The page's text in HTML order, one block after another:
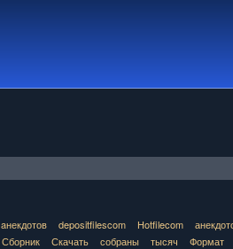
aнекдотов depositfilescom Hotfilecom
Сборник Скачать собраны тысяч Формат